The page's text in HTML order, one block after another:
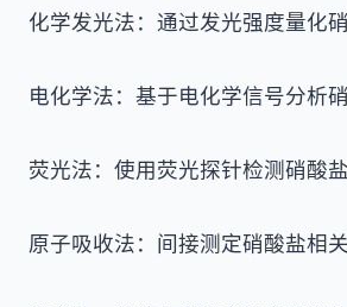
化学发光法：通过发光强度量化硝
电化学法：基于电化学信号分析硝
荧光法：使用荧光探针检测硝酸盐
原子吸收法：间接测定硝酸盐相关